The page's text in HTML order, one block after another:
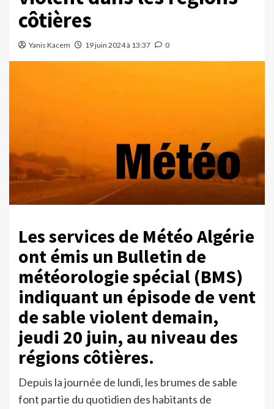
côtières
Yanis Kacem 19 juin 2024 à 13:37 0
Les services de Météo Algérie
ont émis un Bulletin de
météorologie spécial (BMS)
indiquant un épisode de vent
de sable violent demain,
jeudi 20 juin, au niveau des
régions côtières.
Depuis la journée de lundi, les brumes de sable
font partie du quotidien des habitants de